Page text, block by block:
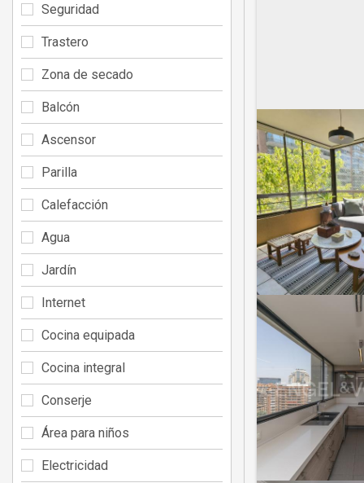
Seguridad
Trastero
Zona de secado
Balcón
Ascensor
Parilla
Calefacción
Agua
Jardín
Internet
Cocina equipada
Cocina integral
Conserje
Área para niños
Electricidad